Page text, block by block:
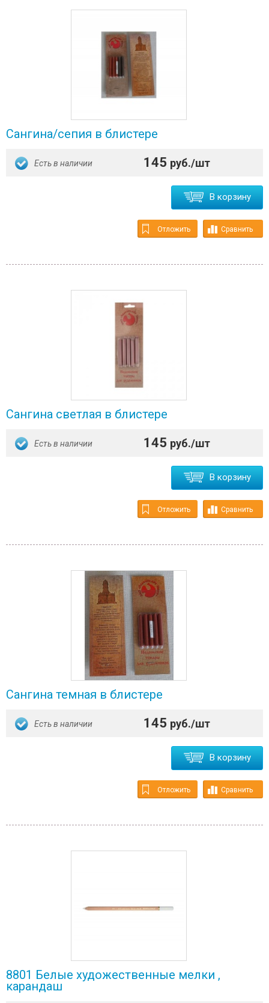
Сангина/сепия в блистере
Есть в наличии 145 руб./шт
В корзину
Отложить Сравнить
Сангина светлая в блистере
Есть в наличии 145 руб./шт
В корзину
Отложить Сравнить
Сангина темная в блистере
Есть в наличии 145 руб./шт
В корзину
Отложить Сравнить
8801 Белые художественные мелки ,
карандаш